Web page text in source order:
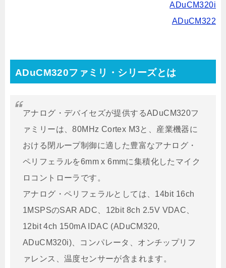
ADuCM320i
ADuCM322
ADuCM320ファミリ・シリーズとは
アナログ・デバイセズが提供するADuCM320フ
ァミリーは、80MHz Cortex M3と、産業機器に
おける閉ループ制御に適した豊富なアナログ・
ペリフェラルを6mm x 6mmに集積化したマイク
ロコントローラです。
アナログ・ペリフェラルとしては、14bit 16ch
1MSPSのSAR ADC、12bit 8ch 2.5V VDAC、
12bit 4ch 150mA IDAC (ADuCM320,
ADuCM320i)、コンパレータ、オンチップリフ
ァレンス、温度センサーが含まれます。